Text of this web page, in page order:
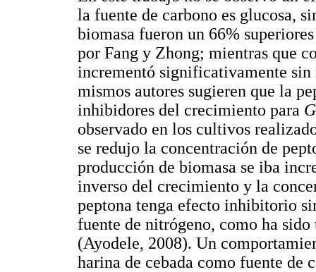
la fuente de carbono es glucosa,
biomasa fueron un 66%
por Fang y Zhong; mientras que
incrementó significativamente sin
mismos autores sugieren que la
inhibidores del crecimiento para
observado en los cultivos
se redujo la concentración de
producción de biomasa se iba
inverso del crecimiento y la
peptona tenga efecto inhibitorio
fuente de nitrógeno, como ha
(Ayodele, 2008). Un
harina de cebada como fuente de